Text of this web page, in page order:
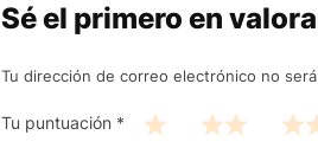
Sé el primero en
Tu dirección de correo electrónico no
Tu puntuación *